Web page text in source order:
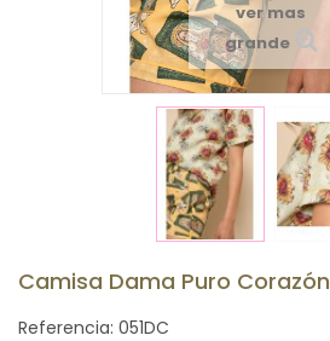
ver mas
grande
Camisa Dama Puro Corazón
Referencia: 051DC